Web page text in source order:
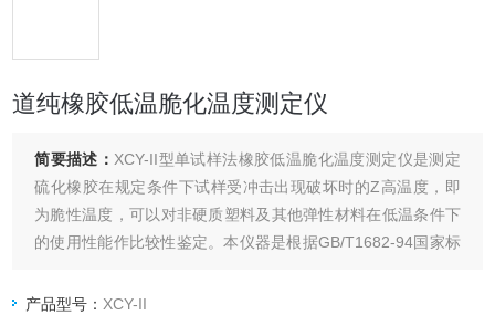
道纯橡胶低温脆化温度测定仪
简要描述： XCY-II型单试样法橡胶低温脆化温度测定仪是测定
硫化橡胶在规定条件下试样受冲击出现破坏时的Z高温度，即
为脆性温度，可以对非硬质塑料及其他弹性材料在低温条件下
的使用性能作比较性鉴定。本仪器是根据GB/T1682-94国家标
更快！
产品型号： XCY-II